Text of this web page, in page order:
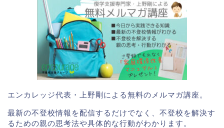
エンカレッジ代表・上野剛による無料のメルマガ講座。
最新の不登校情報を配信するだけでなく、不登校を解決す
るための親の思考法や具体的な行動がわかります。